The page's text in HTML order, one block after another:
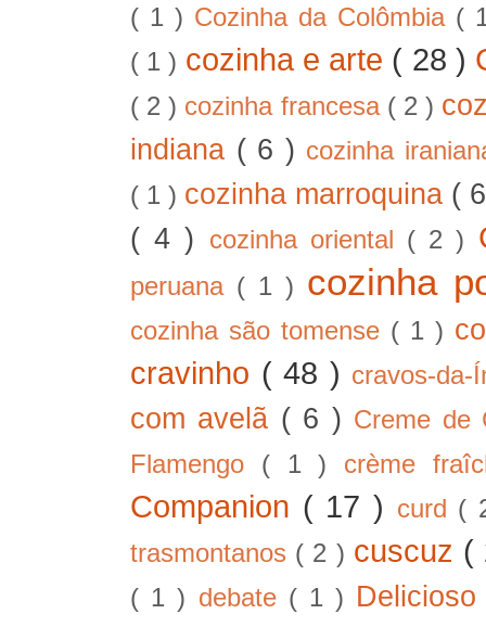
( 1 ) Cozinha da Colômbia (
( 1 ) cozinha e arte ( 28 )
( 2 ) cozinha francesa ( 2 )
indiana ( 6 ) cozinha
( 1 ) cozinha marroquina (
( 4 )
cozinha oriental ( 2 )
peruana ( 1 ) cozinha
cozinha são tomense ( 1 )
cravinho ( 48 ) cravos-
com avelã ( 6 ) Creme de
Flamengo ( 1 ) crème
Companion ( 17 ) curd (
trasmontanos ( 2 ) cuscuz (
( 1 ) debate ( 1 )